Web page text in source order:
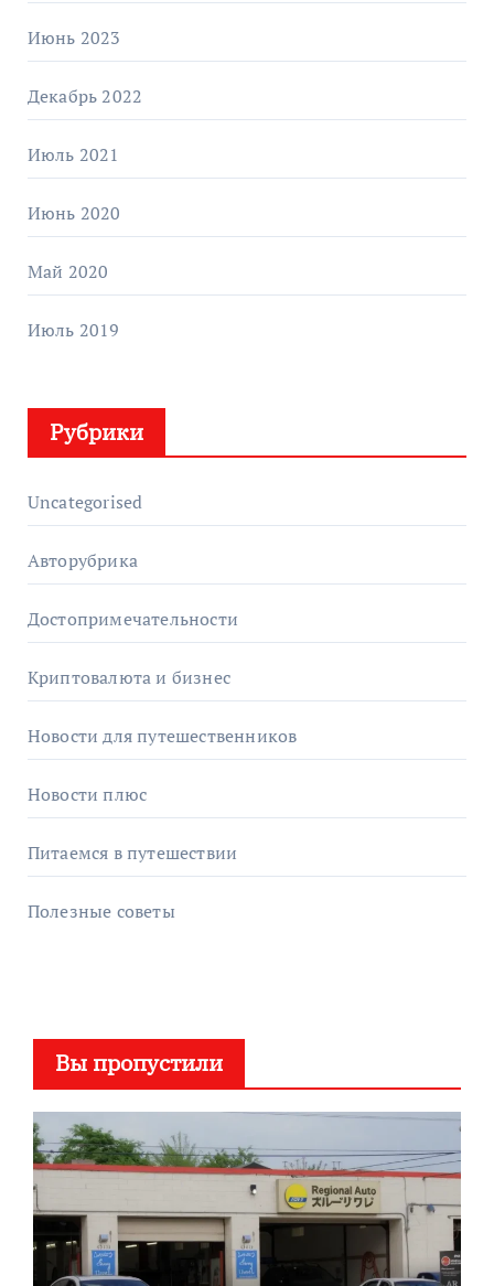
Июнь 2023
Декабрь 2022
Июль 2021
Июнь 2020
Май 2020
Июль 2019
Рубрики
Uncategorised
Авторубрика
Достопримечательности
Криптовалюта и бизнес
Новости для путешественников
Новости плюс
Питаемся в путешествии
Полезные советы
Вы пропустили